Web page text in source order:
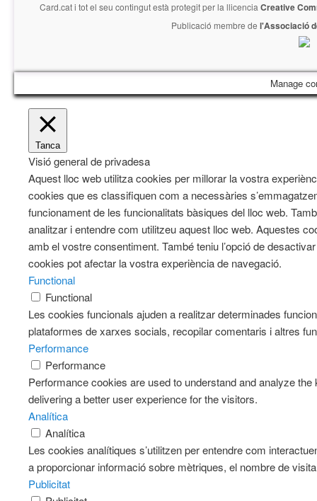
Card.cati tot el seu contingut està protegit per la llicencia Creative
Publicació membre de l'Associació
Manage
Tanca
Visió general de privadesa
Aquest lloc web utilitza cookies per millorar la vostra
cookies que es classifiquen com a necessàries
funcionament de les funcionalitats bàsiques del lloc web.
analitzar i entendre com utilitzeu aquest lloc web. Aquestes
amb el vostre consentiment. També teniu l’opció de
cookies pot afectar la vostra experiència de navegació.
Functional
Functional
Les cookies funcionals ajuden a realitzar determinades
plataformes de xarxes socials, recopilar comentaris i altres
Performance
Performance
Performance cookies are used to understand and analyze
delivering a better user experience for the visitors.
Analítica
Analítica
Les cookies analítiques s’utilitzen per entendre com
a proporcionar informació sobre mètriques, el nombre de
Publicitat